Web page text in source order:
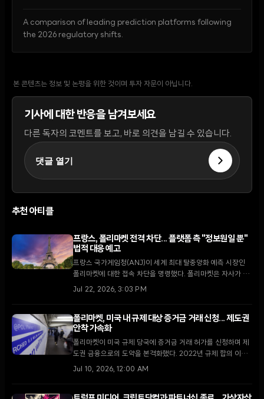
A comparison of leading prediction platforms following
the 2026 regulatory shifts.
본 콘텐츠는 정보 및 논평을 위한 것이며 투자 자문이 아닙니다.
기사에 대한 반응을 남겨보세요
다른 독자의 코멘트를 보고, 바로 의견을 남길 수 있습니다.
댓글 열기
추천 아티클
프랑스, 폴리마켓 전격 차단... 플랫폼 측 "정보원일 뿐"
법적 대응 예고
프랑스 국가게임청(ANJ)이 세계 최대 탈중앙화 예측 시장인
폴리마켓에 대한 접속 차단을 명령했다. 폴리마켓은 자사가 단
순한 도박 사이트가 아닌 중요한 정보원이라고 주장하며 법적
Jul 22, 2026, 3:03 PM
폴리마켓, 미국 내 규제 대상 증거금 거래 신청... 제도권
안착 가속화
폴리마켓이 미국 규제 당국에 증거금 거래 허가를 신청하며 제
도권 금융으로의 도약을 본격화했다. 2022년 규제 합의 이후
다년간의 노력 끝에 이뤄진 이번 조치는 기관 투자자 유치와 시
Jul 10, 2026, 12:00 AM